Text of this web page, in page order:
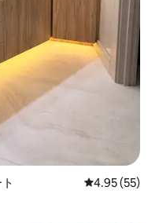
レビュー55
4.95 (55)